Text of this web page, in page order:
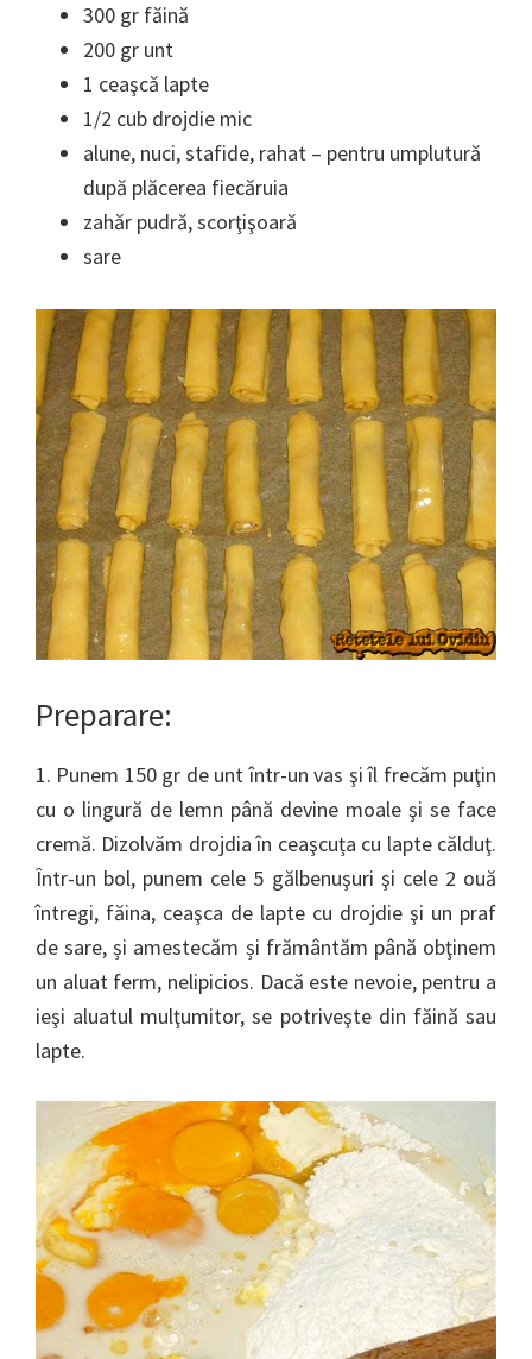
300 gr făină
200 gr unt
1 ceaşcă lapte
1/2 cub drojdie mic
alune, nuci, stafide, rahat – pentru umplutură
după plăcerea fiecăruia
zahăr pudră, scorţişoară
sare
Preparare:
1. Punem 150 gr de unt într-un vas şi îl frecăm puţin
cu o lingură de lemn până devine moale şi se face
cremă. Dizolvăm drojdia în ceaşcuța cu lapte călduţ.
Într-un bol, punem cele 5 gălbenuşuri şi cele 2 ouă
întregi, făina, ceaşca de lapte cu drojdie şi un praf
de sare, și amestecăm și frământăm până obţinem
un aluat ferm, nelipicios. Dacă este nevoie, pentru a
ieşi aluatul mulţumitor, se potriveşte din făină sau
lapte.